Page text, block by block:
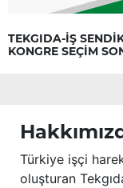
TEKGIDA-İŞ
KONGRE SEÇİM
Türkiye işçi
oluşturan